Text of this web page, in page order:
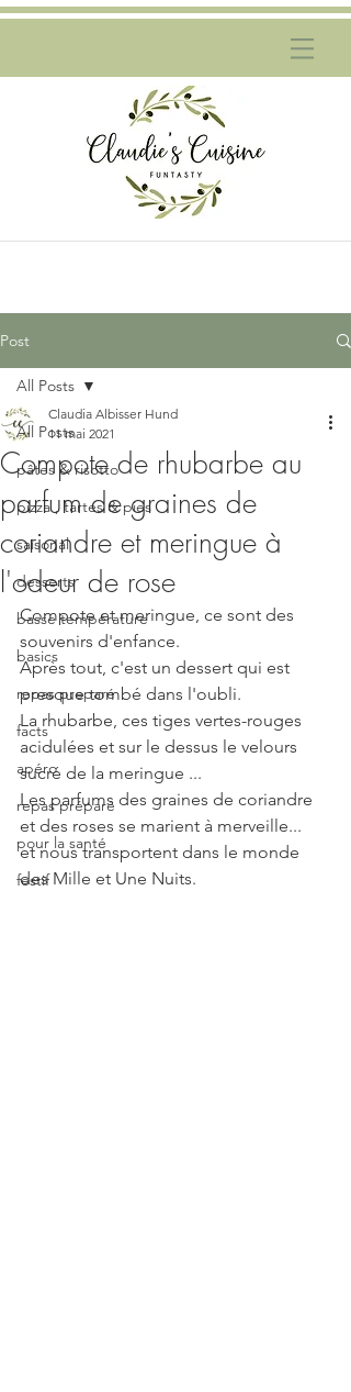
Post
All Posts
pâtes & risotto
pizza , tartes & pies
saisonal
desserts
basse température
basics
repas preparé
facts
apéro
repas préparé
pour la santé
festif
All Posts
Compote de rhubarbe au
parfum de graines de
coriandre et meringue à
l'odeur de rose
Claudia Albisser Hund
11 mai 2021
Compote et meringue, ce sont des
souvenirs d'enfance.
Après tout, c'est un dessert qui est
presque tombé dans l'oubli.
La rhubarbe, ces tiges vertes-rouges
acidulées et sur le dessus le velours
sucré de la meringue ...
Les parfums des graines de coriandre
et des roses se marient à merveille...
et nous transportent dans le monde
des Mille et Une Nuits.